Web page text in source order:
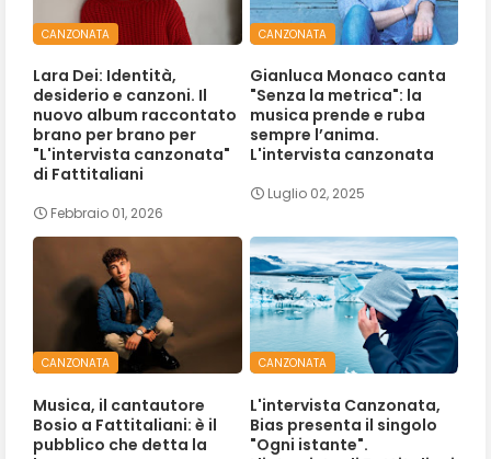
CANZONATA
Lara Dei: Identità,
desiderio e canzoni. Il
nuovo album raccontato
brano per brano per
"L'intervista canzonata"
di Fattitaliani
Febbraio 01, 2026
CANZONATA
Gianluca Monaco canta
"Senza la metrica": la
musica prende e ruba
sempre l’anima.
L'intervista canzonata
Luglio 02, 2025
CANZONATA
Musica, il cantautore
Bosio a Fattitaliani: è il
pubblico che detta la
CANZONATA
L'intervista Canzonata,
Bias presenta il singolo
"Ogni istante".